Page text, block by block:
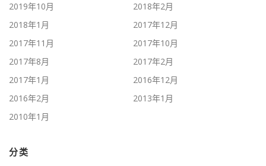
2019年10月
2018年2月
2018年1月
2017年12月
2017年11月
2017年10月
2017年8月
2017年2月
2017年1月
2016年12月
2016年2月
2013年1月
2010年1月
分类